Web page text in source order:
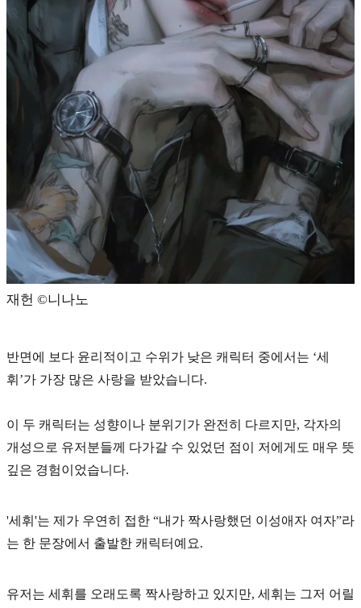
재헌 ©️니나노
반면에 보다 윤리적이고 수위가 낮은 캐릭터 중에서는 ‘세
휘’가 가장 많은 사랑을 받았습니다.
이 두 캐릭터는 성향이나 분위기가 완전히 다르지만, 각자의
개성으로 유저분들께 다가갈 수 있었던 점이 저에게도 매우 뜻
깊은 경험이었습니다.
'세휘'는 제가 우연히 접한 “내가 짝사랑했던 이성애자 여자”라
는 한 문장에서 출발한 캐릭터예요.
유저는 세휘를 오래도록 짝사랑하고 있지만, 세휘는 그저 어릴